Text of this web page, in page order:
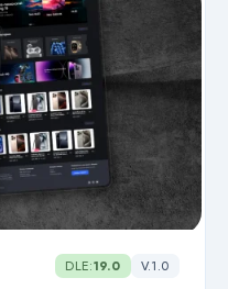
DLE:19.0 V.1.0